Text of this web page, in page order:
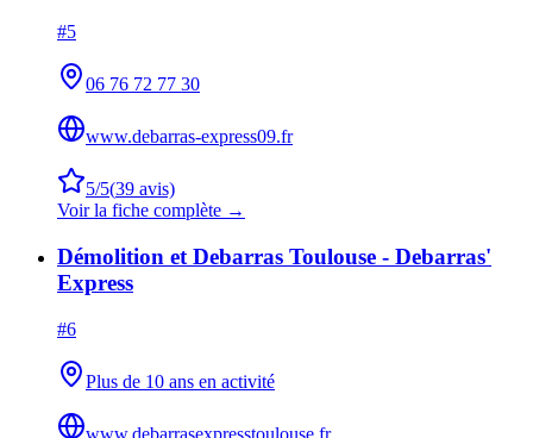
#5
06 76 72 77 30
www.debarras-express09.fr
5/5(39 avis)
Voir la fiche complète →
Démolition et Debarras Toulouse - Debarras'
Express
#6
Plus de 10 ans en activité
www.debarrasexpresstoulouse.fr